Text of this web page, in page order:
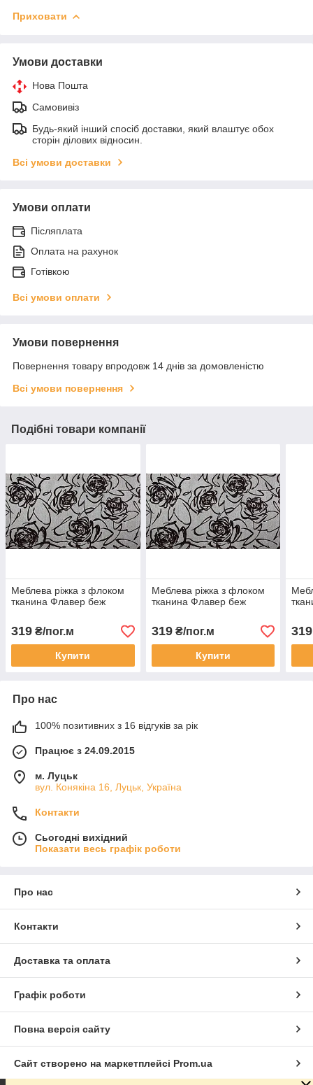
Приховати
Умови доставки
Нова Пошта
Самовивіз
Будь-який інший спосіб доставки, який влаштує обох
сторін ділових відносин.
Всі умови доставки
Умови оплати
Післяплата
Оплата на рахунок
Готівкою
Всі умови оплати
Умови повернення
Повернення товару впродовж 14 днів за домовленістю
Всі умови повернення
Подібні товари компанії
Меблева ріжка з флоком
тканина Флавер беж
319 ₴/пог.м
Купити
Меблева ріжка з флоком
тканина Флавер беж
319₴/пог.м
Купити
319
Про нас
100% позитивних з 16 відгуків за рік
Працює з 24.09.2015
м. Луцьк
вул. Конякіна 16, Луцьк, Україна
Контакти
Сьогодні вихідний
Показати весь графік роботи
Про нас
Контакти
Доставка та оплата
Графік роботи
Повна версія сайту
Сайт створено на маркетплейсі Prom.ua